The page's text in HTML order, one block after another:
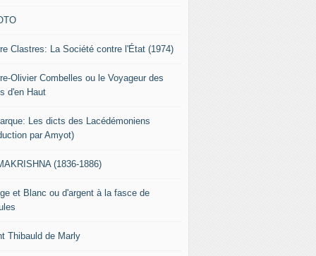
Clastres: La Société contre l'État (1974)
Olivier Combelles ou le Voyageur des
d'en Haut
Les dicts des Lacédémoniens
par Amyot)
(1836-1886)
et Blanc ou d'argent à la fasce de
Thibauld de Marly